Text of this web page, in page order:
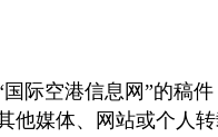
空港信息网”的稿件
他媒体、网站或个人